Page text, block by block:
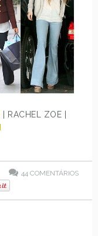
| RACHEL ZOE |
44 COMENTÁRIOS